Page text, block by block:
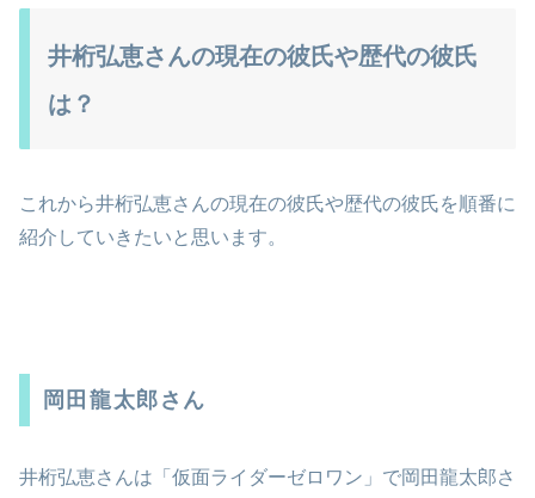
井桁弘恵さんの現在の彼氏や歴代の彼氏
は？
これから井桁弘恵さんの現在の彼氏や歴代の彼氏を順番に
紹介していきたいと思います。
岡田龍太郎さん
井桁弘恵さんは「仮面ライダーゼロワン」で岡田龍太郎さ